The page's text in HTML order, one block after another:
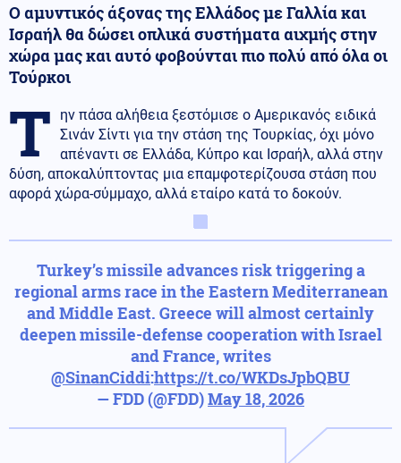
Ο αμυντικός άξονας της Ελλάδος με Γαλλία και
Ισραήλ θα δώσει οπλικά συστήματα αιχμής στην
χώρα μας και αυτό φοβούνται πιο πολύ από όλα οι
Τούρκοι
Τ
ην πάσα αλήθεια ξεστόμισε ο Αμερικανός ειδικά
Σινάν Σίντι για την στάση της Τουρκίας, όχι μόνο
απέναντι σε Ελλάδα, Κύπρο και Ισραήλ, αλλά στην
δύση, αποκαλύπτοντας μια επαμφοτερίζουσα στάση που
αφορά χώρα-σύμμαχο, αλλά εταίρο κατά το δοκούν.
Turkey’s missile advances risk triggering a
regional arms race in the Eastern Mediterranean
and Middle East. Greece will almost certainly
deepen missile-defense cooperation with Israel
and France, writes
@SinanCiddi:https://t.co/WKDsJpbQBU
— FDD (@FDD)May 18, 2026